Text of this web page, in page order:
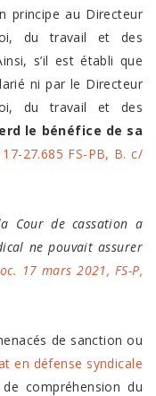
principe au Directeur
du travail et des
s’il est établi que
ni par le Directeur
du travail et des
le bénéfice de sa
27.685 FS-PB, B. c/
Cour de cassation a
ne pouvait assurer
17 mars 2021, FS-P,
de sanction ou
en défense syndicale
compréhension du